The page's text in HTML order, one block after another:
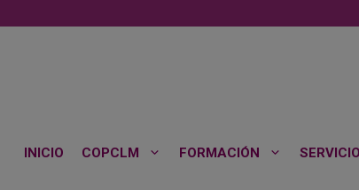
al
INICIO COPCLM FORMACIÓN